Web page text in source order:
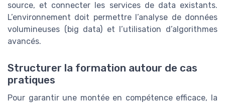
source, et connecter les services de data existants.
L’environnement doit permettre l’analyse de données
volumineuses (big data) et l’utilisation d’algorithmes
avancés.
Structurer la formation autour de cas
pratiques
Pour garantir une montée en compétence efficace, la